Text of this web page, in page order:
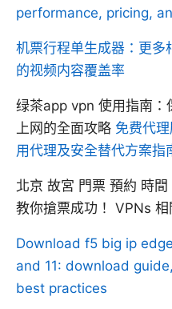
performance, pricing,
机票行程单生成器：更多
的视频内容覆盖率
绿茶app vpn 使用指南：
上网的全面攻略 免费代
用代理及安全替代方案指
北京 故宮 門票 預約 時
教你搶票成功！ VPNs
Download f5 big ip
and 11: download
best practices